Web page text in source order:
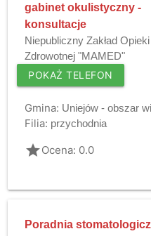
gabinet okulistyczny -
konsultacje
Niepubliczny Zakład Opieki
Zdrowotnej "MAMED"
POKAŻ TELEFON
Gmina: Uniejów - obszar
Filia: przychodnia
gradeOcena: 0.0
Poradnia